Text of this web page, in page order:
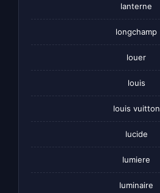
lanterne
longchamp
louer
louis
louis vuitton
lucide
lumiere
luminaire